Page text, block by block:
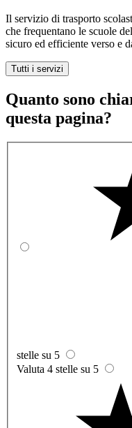
Il servizio di trasporto
che frequentano le scuole
sicuro ed efficiente verso e
Tutti i servizi
Quanto sono
questa pagina?
stelle su 5
Valuta 4 stelle su 5